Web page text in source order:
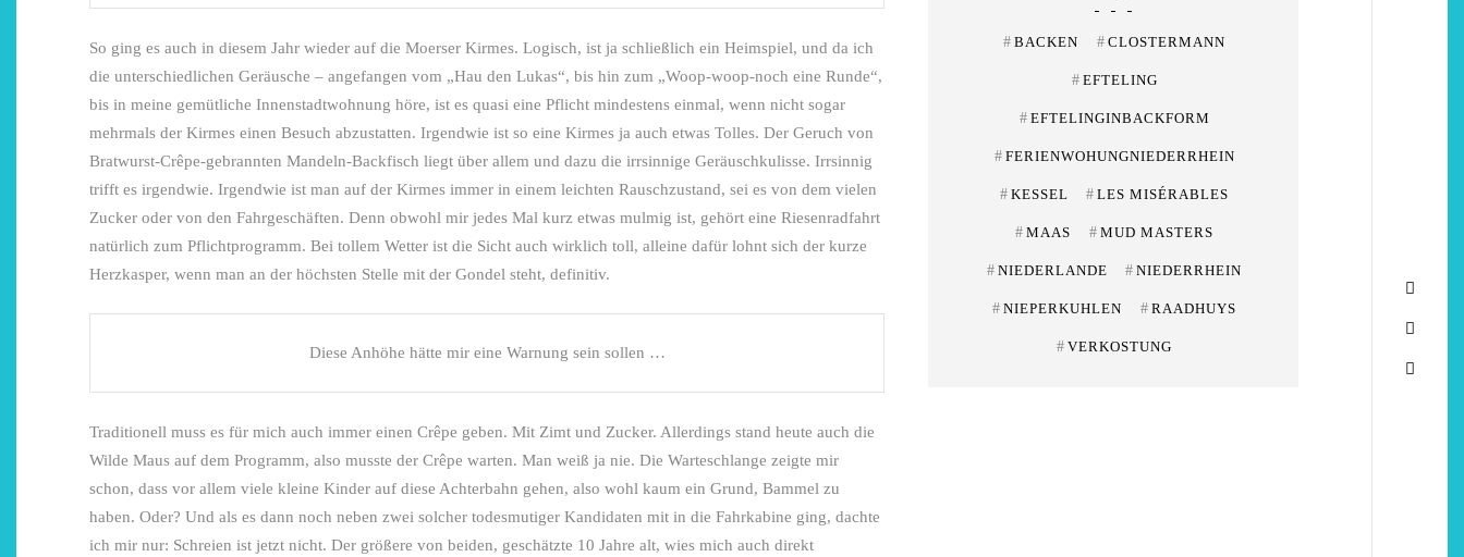
# BACKEN # CLOSTERMANN
# EFTELING
# EFTELINGINBACKFORM
# FERIENWOHUNGNIEDERRHEIN
# KESSEL # LES MISÉRABLES
# MAAS # MUD MASTERS
# NIEDERLANDE # NIEDERRHEIN
# NIEPERKUHLEN # RAADHUYS
# VERKOSTUNG
So ging es auch in diesem Jahr wieder auf die Moerser Kirmes. Logisch, ist ja schließlich ein Heimspiel, und da ich
die unterschiedlichen Geräusche – angefangen vom „Hau den Lukas“, bis hin zum „Woop-woop-noch eine Runde“,
bis in meine gemütliche Innenstadtwohnung höre, ist es quasi eine Pflicht mindestens einmal, wenn nicht sogar
mehrmals der Kirmes einen Besuch abzustatten. Irgendwie ist so eine Kirmes ja auch etwas Tolles. Der Geruch von
Bratwurst-Crêpe-gebrannten Mandeln-Backfisch liegt über allem und dazu die irrsinnige Geräuschkulisse. Irrsinnig
trifft es irgendwie. Irgendwie ist man auf der Kirmes immer in einem leichten Rauschzustand, sei es von dem vielen
Zucker oder von den Fahrgeschäften. Denn obwohl mir jedes Mal kurz etwas mulmig ist, gehört eine Riesenradfahrt
natürlich zum Pflichtprogramm. Bei tollem Wetter ist die Sicht auch wirklich toll, alleine dafür lohnt sich der kurze
Herzkasper, wenn man an der höchsten Stelle mit der Gondel steht, definitiv.
Diese Anhöhe hätte mir eine Warnung sein sollen …
Traditionell muss es für mich auch immer einen Crêpe geben. Mit Zimt und Zucker. Allerdings stand heute auch die
Wilde Maus auf dem Programm, also musste der Crêpe warten. Man weiß ja nie. Die Warteschlange zeigte mir
schon, dass vor allem viele kleine Kinder auf diese Achterbahn gehen, also wohl kaum ein Grund, Bammel zu
haben. Oder? Und als es dann noch neben zwei solcher todesmutiger Kandidaten mit in die Fahrkabine ging, dachte
ich mir nur: Schreien ist jetzt nicht. Der größere von beiden, geschätzte 10 Jahre alt, wies mich auch direkt